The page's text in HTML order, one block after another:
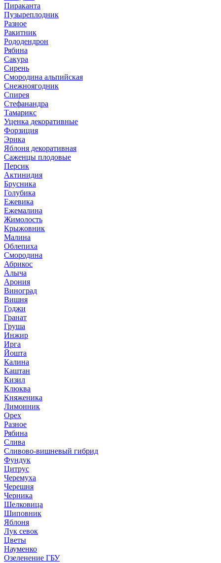
Пираканта
Пузыреплодник
Разное
Ракитник
Рододендрон
Рябина
Сакура
Сирень
Смородина альпийская
Снежноягодник
Спирея
Стефанандра
Тамарикс
Уценка декоративные
Форзиция
Эрика
Яблоня декоративная
Саженцы плодовые
Персик
Актинидия
Брусника
Голубика
Ежевика
Ежемалина
Жимолость
Крыжовник
Малина
Облепиха
Смородина
Абрикос
Алыча
Арония
Виноград
Вишня
Годжи
Гранат
Груша
Инжир
Ирга
Йошта
Калина
Каштан
Кизил
Клюква
Княженика
Лимонник
Орех
Разное
Рябина
Слива
Сливово-вишневый гибрид
Фундук
Цитрус
Черемуха
Черешня
Черника
Шелковица
Шиповник
Яблоня
Лук севок
Цветы
Науменко
Озеленение ГБУ